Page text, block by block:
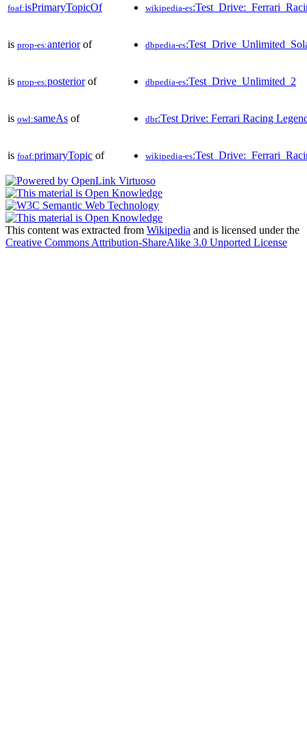
foaf:isPrimaryTopicOf wikipedia-es
is prop-es:anteriorof dbpedia-es
is prop-es:posteriorof dbpedia-es:Test_Drive_Unlimited_2
is owl:sameAs of dbr:Test Drive: Ferrari Racing
is foaf:primaryTopic of wikipedia-es
This content was extracted from Wikipedia and is licensed under the
Creative Commons Attribution-ShareAlike 3.0 Unported License